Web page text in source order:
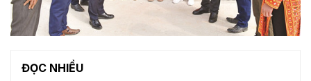
ĐỌC NHIỀU